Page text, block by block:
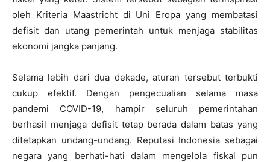
oleh Kriteria Maastricht di Uni Eropa yang membatasi
defisit dan utang pemerintah untuk menjaga stabilitas
ekonomi jangka panjang.
Selama lebih dari dua dekade, aturan tersebut terbukti
cukup efektif. Dengan pengecualian selama masa
pandemi COVID-19, hampir seluruh pemerintahan
berhasil menjaga defisit tetap berada dalam batas yang
ditetapkan undang-undang. Reputasi Indonesia sebagai
negara yang berhati-hati dalam mengelola fiskal pun